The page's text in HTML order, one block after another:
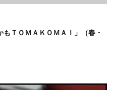
ＴＯＭＡＫＯＭＡＩ」（春・